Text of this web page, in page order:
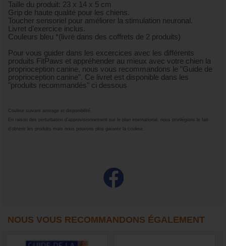
Taille du produit: 23 x 14 x 5 cm
Grip de haute qualité pour les chiens.
Toucher sensoriel pour améliorer la stimulation neuronal.
Livret d’exercice inclus.
Couleurs bleu *(livré dans des coffrets de 2 produits)
Pour vous guider dans les excercices avec les différents
produits FitPaws et appréhender au mieux avec votre chien la
proprioception canine, nous vous recommandons le "Guide de
proprioception canine". Ce livret est disponible dans les
"produits recommandés" ci dessous
Couleur suivant arrivage et disponibilité.
En raison des perturbation d’approvisionnement sur le plan international, nous privilégions le fait
d’obtenir les produits mais nous pouvons plus garantir la couleur.
NOUS VOUS RECOMMANDONS ÉGALEMENT